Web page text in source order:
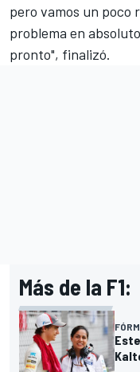
pero vamos un poco
problema en
pronto", finalizó.
Más de la F1: